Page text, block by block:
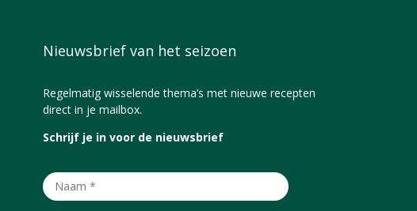
Nieuwsbrief van het seizoen
Regelmatig wisselende thema’s met nieuwe recepten
direct in je mailbox.
Schrijf je in voor de nieuwsbrief